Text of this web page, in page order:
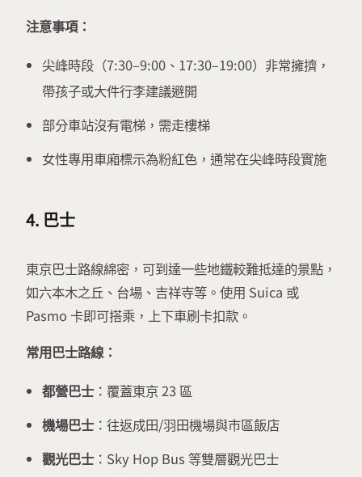
注意事項：
尖峰時段（7:30–9:00、17:30–19:00）非常擁擠，
帶孩子或大件行李建議避開
部分車站沒有電梯，需走樓梯
女性專用車廂標示為粉紅色，通常在尖峰時段實施
4. 巴士
東京巴士路線綿密，可到達一些地鐵較難抵達的景點，
如六本木之丘、台場、吉祥寺等。使用 Suica 或
Pasmo 卡即可搭乘，上下車刷卡扣款。
常用巴士路線：
都營巴士：覆蓋東京 23 區
機場巴士：往返成田/羽田機場與市區飯店
觀光巴士：Sky Hop Bus 等雙層觀光巴士